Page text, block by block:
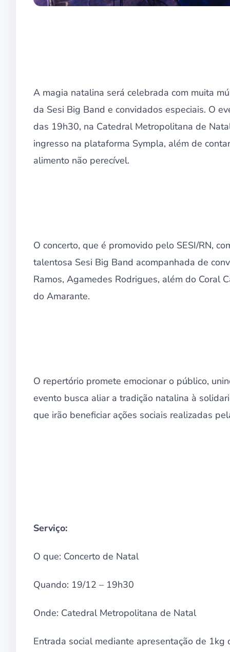
A magia natalina será celebrada com muita
da Sesi Big Band e convidados especiais. O
das 19h30, na Catedral Metropolitana de
ingresso na plataforma Sympla, além de
alimento não perecível.
O concerto, que é promovido pelo SESI/RN,
talentosa Sesi Big Band acompanhada de
Ramos, Agamedes Rodrigues, além do Coral
do Amarante.
O repertório promete emocionar o público,
evento busca aliar a tradição natalina à
que irão beneficiar ações sociais realizadas
Serviço:
O que: Concerto de Natal
Quando: 19/12 – 19h30
Onde: Catedral Metropolitana de Natal
Entrada social mediante apresentação de 1kg